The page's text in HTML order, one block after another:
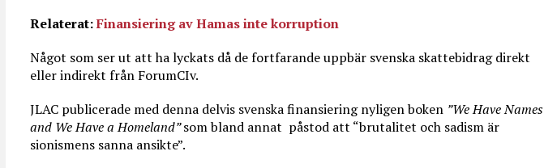
Relaterat:Finansiering av Hamas inte korruption
Något som ser ut att ha lyckats då de fortfarande uppbär svenska skattebidrag direkt
eller indirekt från ForumCIv.
JLAC publicerade med denna delvis svenska finansiering nyligen boken ”We Have Names
and We Have a Homeland”som bland annat påstod att “brutalitet och sadism är
sionismens sanna ansikte”.